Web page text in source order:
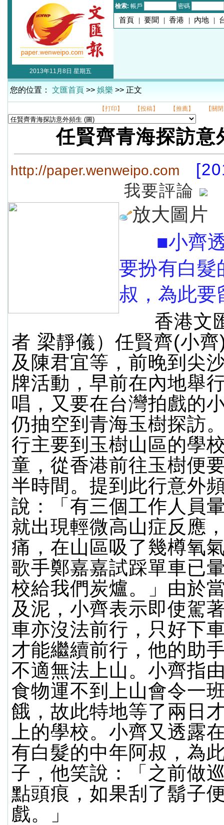
檢索: 帳戶 密碼
首頁 | 要聞 | 香港 | 內地 |
2013年11月8日 星期五
您的位置： 文匯首頁 >> 娛樂 >> 正文
【打印】 【投稿】 【推薦】 【關
任賢齊青海探訪意
http://paper.wenweipo.com
我要評論
放大圖片
■小齊
要扮有白髮
叔，為此要
香港文
者 梁靜儀）任賢齊(小
及陳君宜等，前晚到尖
牌活動，早前在內地舉
唱，又要在台灣拍戲的
仍抽空到青海玉樹探訪
行主要到玉樹山區的學
童，從香港前往玉樹便
半時間。提到此行意外
說：「有三個工作人員
就出現輕微高山症反應
痛，在山區吸了幾樽氧
歌手鄭嘉嘉試踩單車已
校給我們炭爐。」由於
及泥，小齊表示即使駕
車亦沒法前行，只好下
才能繼續前行，他的助
不適無法上山。小齊指
食物運不到上山會令一
餓，故此特地等了兩日
上的學校。小齊又透露
有白髮的中年阿叔，為
子，他笑說：「之前做
點頭痕，如果刮了鬍子
戲。」